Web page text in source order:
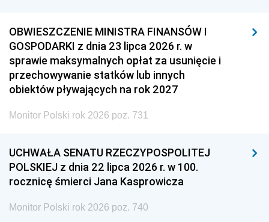
OBWIESZCZENIE MINISTRA FINANSÓW I
GOSPODARKI z dnia 23 lipca 2026 r. w
sprawie maksymalnych opłat za usunięcie i
przechowywanie statków lub innych
obiektów pływających na rok 2027
Monitor Polski rok 2026 poz. 731
UCHWAŁA SENATU RZECZYPOSPOLITEJ
POLSKIEJ z dnia 22 lipca 2026 r. w 100.
rocznicę śmierci Jana Kasprowicza
Monitor Polski rok 2026 poz. 740